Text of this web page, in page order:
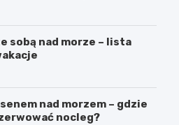
sobą nad morze – lista
nad morzem – gdzie
nocleg?